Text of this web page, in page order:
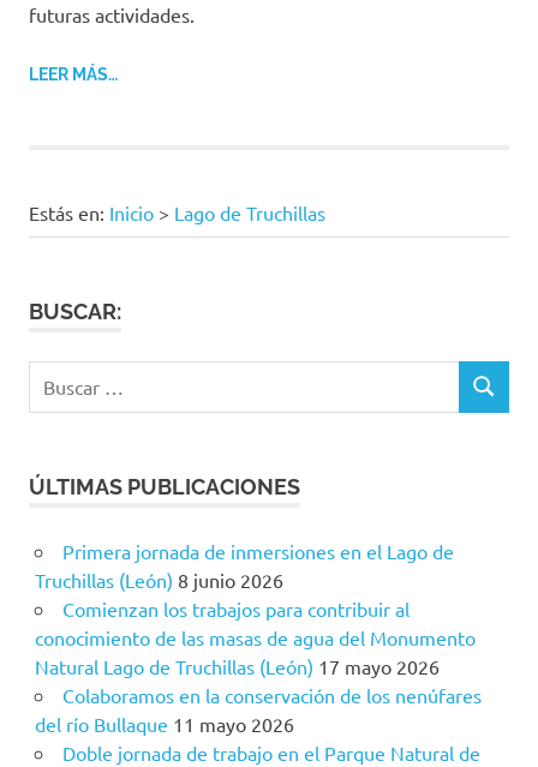
futuras actividades.
LEER MÁS…
Estás en: Inicio > Lago de Truchillas
BUSCAR:
BUSCAR
ÚLTIMAS PUBLICACIONES
Primera jornada de inmersiones en el Lago de
Truchillas (León) 8 junio 2026
Comienzan los trabajos para contribuir al
conocimiento de las masas de agua del Monumento
Natural Lago de Truchillas (León) 17 mayo 2026
Colaboramos en la conservación de los nenúfares
del río Bullaque 11 mayo 2026
Doble jornada de trabajo en el Parque Natural de